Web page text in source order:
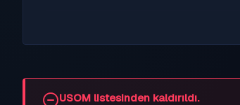
USOM listesinden kaldırıldı.